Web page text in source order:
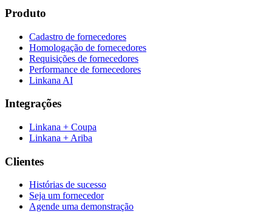
Produto
Cadastro de fornecedores
Homologação de fornecedores
Requisições de fornecedores
Performance de fornecedores
Linkana AI
Integrações
Linkana + Coupa
Linkana + Ariba
Clientes
Histórias de sucesso
Seja um fornecedor
Agende uma demonstração